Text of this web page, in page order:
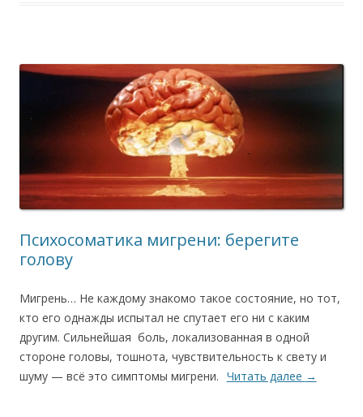
Психосоматика мигрени: берегите
голову
Мигрень… Не каждому знакомо такое состояние, но тот,
кто его однажды испытал не спутает его ни с каким
другим. Сильнейшая боль, локализованная в одной
стороне головы, тошнота, чувствительность к свету и
шуму — всё это симптомы мигрени. Читать далее →